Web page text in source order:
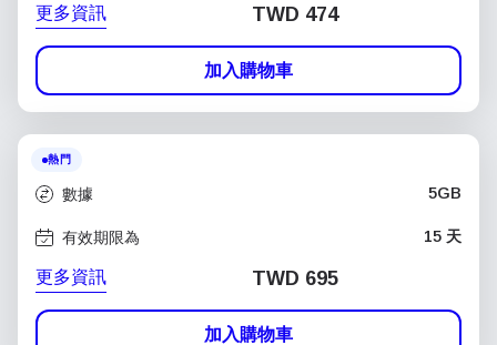
更多資訊 TWD 474
加入購物車
熱門
數據 5GB
有效期限為 15 天
更多資訊 TWD 695
加入購物車